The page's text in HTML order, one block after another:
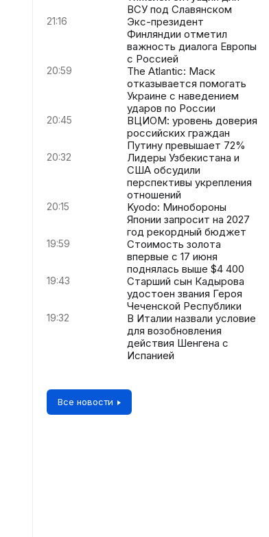
ВСУ под Славянском
21:16
Экс-президент
Финляндии отметил
важность диалога Европы
с Россией
20:59
The Atlantic: Маск
отказывается помогать
Украине с наведением
ударов по России
20:45
ВЦИОМ: уровень доверия
российских граждан
Путину превышает 72%
20:32
Лидеры Узбекистана и
США обсудили
перспективы укрепления
отношений
20:15
Kyodo: Минобороны
Японии запросит на 2027
год рекордный бюджет
19:59
Стоимость золота
впервые с 17 июня
поднялась выше $4 400
19:43
Старший сын Кадырова
удостоен звания Героя
Чеченской Республики
19:32
В Италии назвали условие
для возобновления
действия Шенгена с
Испанией
Все новости